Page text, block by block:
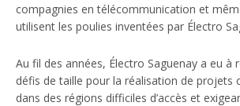
compagnies en télécommunication et
utilisent les poulies inventées par Électro
Au fil des années, Électro Saguenay a eu à
défis de taille pour la réalisation de projets
dans des régions difficiles d’accès et